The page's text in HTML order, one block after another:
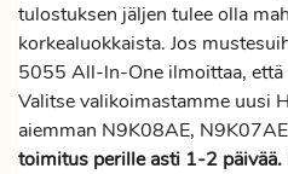
tulostuksen jäljen tulee olla
korkealuokkaista. Jos
5055 All-ln-One ilmoittaa, että
Valitse valikoimastamme uusi
aiemman N9K08AE,
toimitus perille asti 1-2